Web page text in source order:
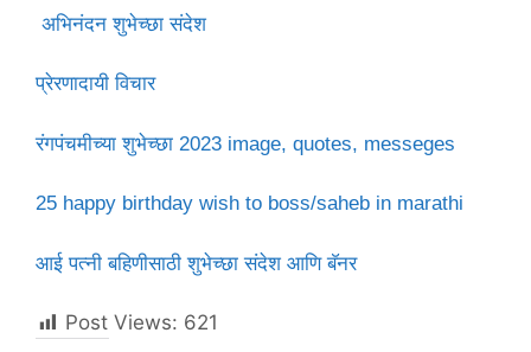
अभिनंदन शुभेच्छा संदेश
प्रेरणादायी विचार
रंगपंचमीच्या शुभेच्छा 2023 image, quotes, messeges
25 happy birthday wish to boss/saheb in marathi
आई पत्नी बहिणीसाठी शुभेच्छा संदेश आणि बॅनर
Post Views: 621